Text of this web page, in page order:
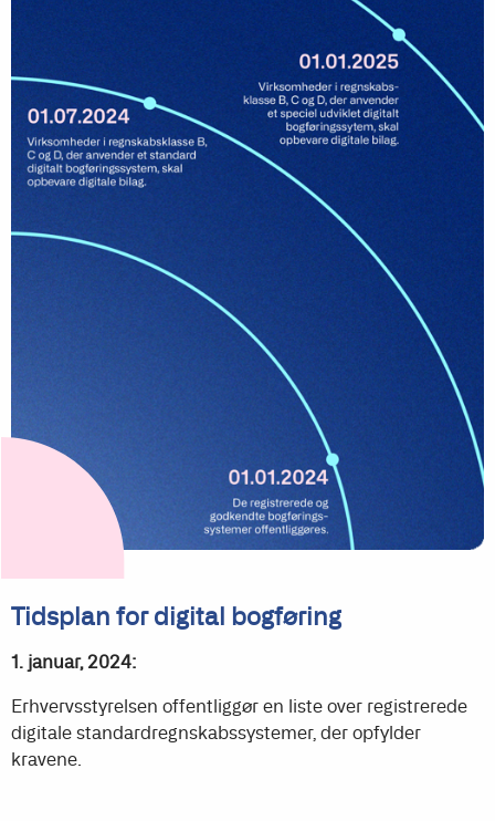
Tidsplan for digital bogføring
1. januar, 2024:
Erhvervsstyrelsen offentliggør en liste over registrerede
digitale standardregnskabssystemer, der opfylder
kravene.